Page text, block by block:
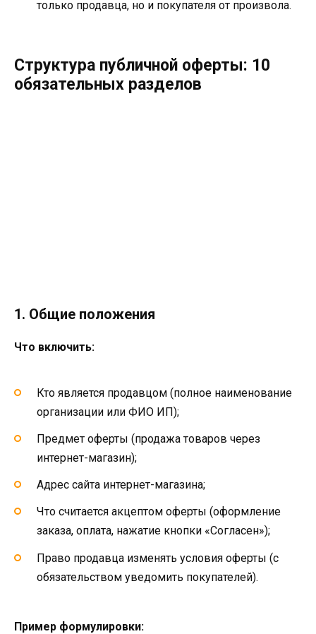
только продавца, но и покупателя от произвола.
Структура публичной оферты: 10
обязательных разделов
1. Общие положения
Что включить:
Кто является продавцом (полное наименование
организации или ФИО ИП);
Предмет оферты (продажа товаров через
интернет-магазин);
Адрес сайта интернет-магазина;
Что считается акцептом оферты (оформление
заказа, оплата, нажатие кнопки «Согласен»);
Право продавца изменять условия оферты (с
обязательством уведомить покупателей).
Пример формулировки: